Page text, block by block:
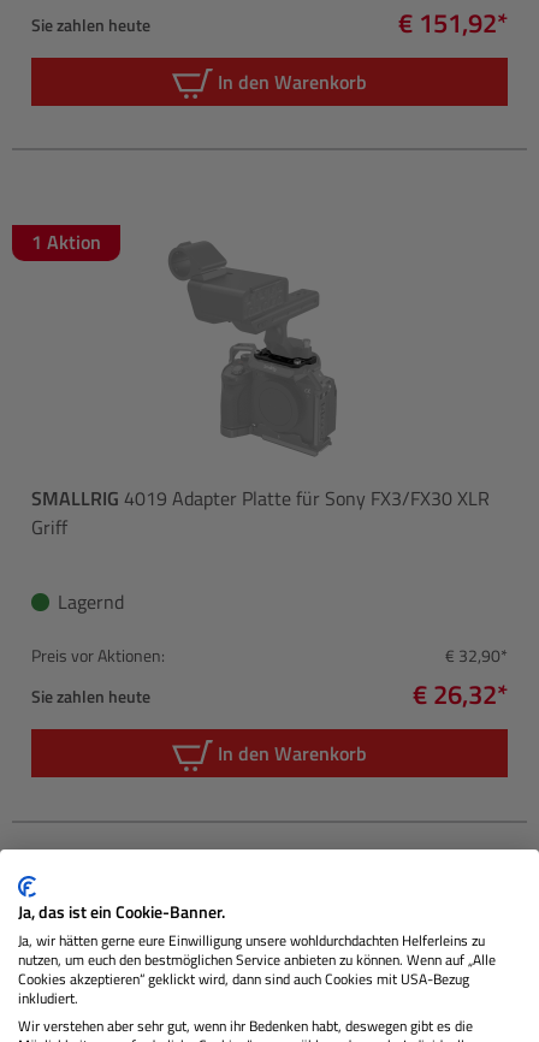
Sie zahlen heute
€ 151,92*
In den Warenkorb
1 Aktion
SMALLRIG 4019 Adapter Platte für Sony FX3/FX30 XLR
Griff
Lagernd
Preis vor Aktionen:
€ 32,90*
Sie zahlen heute
€ 26,32*
In den Warenkorb
1 Aktion
Ja, das ist ein Cookie-Banner.
Ja, wir hätten gerne eure Einwilligung unsere wohldurchdachten Helferleins zu
nutzen, um euch den bestmöglichen Service anbieten zu können. Wenn auf „Alle
Cookies akzeptieren“ geklickt wird, dann sind auch Cookies mit USA-Bezug
inkludiert.
Wir verstehen aber sehr gut, wenn ihr Bedenken habt, deswegen gibt es die